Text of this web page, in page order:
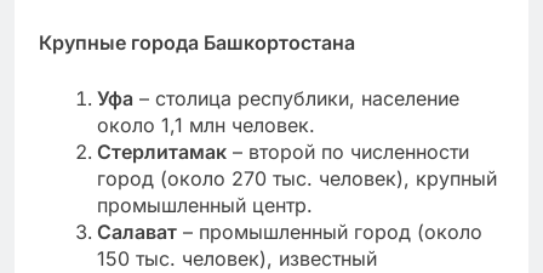
Крупные города Башкортостана
Уфа – столица республики, население
около 1,1 млн человек.
Стерлитамак – второй по численности
город (около 270 тыс. человек), крупный
промышленный центр.
Салават – промышленный город (около
150 тыс. человек), известный